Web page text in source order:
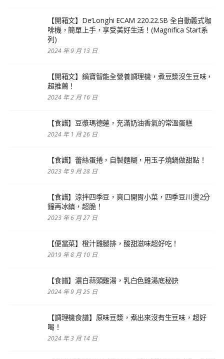
【開箱文】De’Longhi ECAM 220.22.SB 全自動義式咖
啡機，簡單上手，享受美好生活！(Magnifica Start系
列)
2024 年 9 月 13 日
【開箱文】鍋寶智能全營養調理機，煮豆漿沒生豆味，
超推薦！
2024 年 2 月 16 日
【食譜】豆漿瑪德蓮，充滿奶油香氣的常溫蛋糕
2024 年 1 月 26 日
【食譜】蕾絲蛋捲，自製麵糊，用玉子燒鍋做甜點！
2023 年 9 月 28 日
【食譜】涼拌四季豆，爽口開胃小菜，四季豆川燙2分
鐘再冰鎮，超脆！
2023 年 6 月 27 日
【便當菜】橙汁雞腿排，酸甜滋味超好吃！
2019 年 8 月 10 日
【食譜】濃白蒜頭雞湯，乳白色雞湯底秘訣
2024 年 9 月 25 日
【調理機食譜】原味豆漿，煮出來沒有生豆味，超好
喝！
2024 年 3 月 14 日